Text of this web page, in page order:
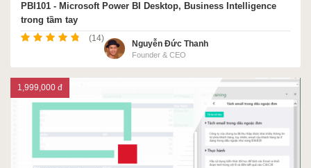
PBI101 - Microsoft Power BI Desktop, Business Intelligence
trong tầm tay
(14)
Nguyễn Đức Thanh
Founder & CEO
1,999,000 đ